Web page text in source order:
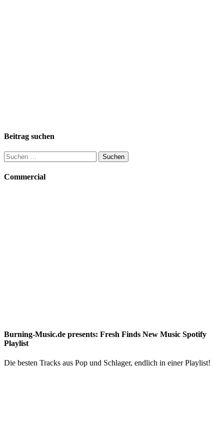
Beitrag suchen
Suchen
nach:
Commercial
Burning-Music.de presents: Fresh Finds New Music Spotify
Playlist
Die besten Tracks aus Pop und Schlager, endlich in einer Playlist!